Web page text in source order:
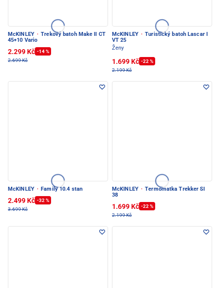
McKINLEY · Trekový batoh Make II CT
45+10 Vario
2.299 Kč -14 %
2.699 Kč
McKINLEY · Turistický batoh Lascar I
VT 25
Ženy
1.699 Kč -22 %
2.199 Kč
McKINLEY · Family 10.4 stan
2.499 Kč -32 %
3.699 Kč
McKINLEY · Termomatka Trekker SI
38
1.699 Kč -22 %
2.199 Kč